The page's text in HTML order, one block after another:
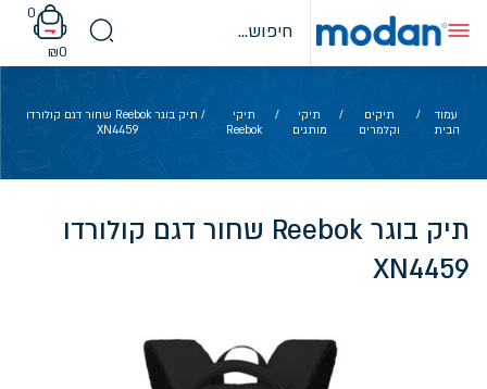
content
0
₪0
עמוד
הבית
/
תיקים
וקלמרים
/
תיקי
מותגים
/
תיקי
Reebok
/ תיק בוגר Reebok שחור דגם קולורדו
XN4459
תיק בוגר Reebok שחור דגם קולורדו
XN4459